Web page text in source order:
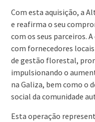
Com esta aquisição, a
e reafirma o seu
com os seus parceiros.
com fornecedores
de gestão florestal,
impulsionando o
na Galiza, bem como o
social da comunidade
Esta operação